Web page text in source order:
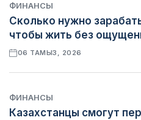
ФИНАНСЫ
Сколько нужно
чтобы жить без
06 ТАМЫЗ, 2026
ФИНАНСЫ
Казахстанцы смогут